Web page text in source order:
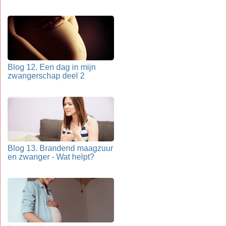
Blog 12. Een dag in mijn
zwangerschap deel 2
Blog 13. Brandend maagzuur
en zwanger - Wat helpt?